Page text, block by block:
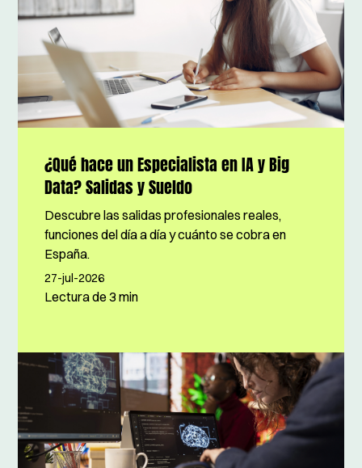
¿Qué hace un Especialista en IA y Big
Data? Salidas y Sueldo
Descubre las salidas profesionales reales,
funciones del día a día y cuánto se cobra en
España.
27-jul-2026
Lectura de3 min